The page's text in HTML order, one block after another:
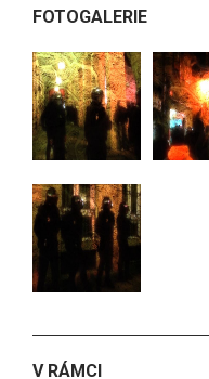
FOTOGALERIE
V RÁMCI